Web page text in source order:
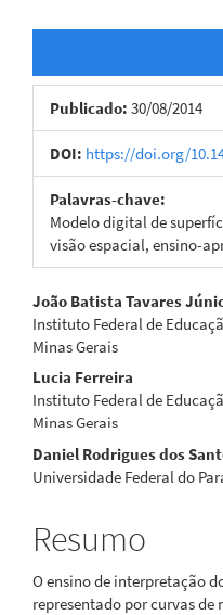
lateral
de
artigos
Publicado: 30/08/2014
DOI: https://doi.org/
Palavras-chave:
Modelo digital de
visão espacial, ensino-
Conteúdo
do
artigo
principal
João Batista Tavares
Instituto Federal de
Minas Gerais
Lucia Ferreira
Instituto Federal de
Minas Gerais
Daniel Rodrigues dos
Universidade Federal do
Resumo
O ensino de interpretação
representado por curvas de